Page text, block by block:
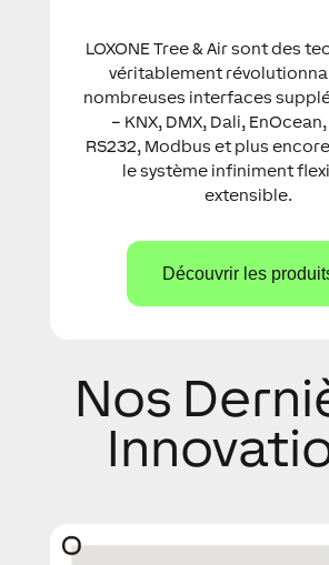
LOXONE Tree & Air sont des
véritablement
nombreuses interfaces
– KNX, DMX, Dali,
RS232, Modbus et plus
le système infiniment
extensible.
Découvrir les
Nos